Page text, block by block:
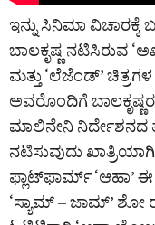
ಇನ್ನು ಸಿನಿಮಾ
ಬಾಲಕೃಷ್ಣ ನಟಿಸಿರುವ
ಮತ್ತು ‘ಲೆಜೆಂಡ್‌’
ಅವರೊಂದಿಗೆ
ಮಾಲಿನೇನಿ ನಿರ್ದೇಶನದ
ನಟಿಸುವುದು
ಫ್ಲಾಟ್‌ಫಾರ್ಮ್‌ ‘ಆಹಾ’
‘ಸ್ಯಾಮ್ – ಜಾಮ್‌’ ಶೋ